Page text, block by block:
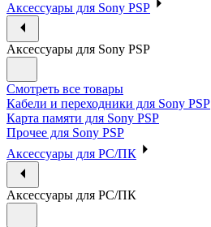
Аксессуары для Sony PSP
Аксессуары для Sony PSP
Смотреть все товары
Кабели и переходники для Sony PSP
Карта памяти для Sony PSP
Прочее для Sony PSP
Аксессуары для PC/ПК
Аксессуары для PC/ПК